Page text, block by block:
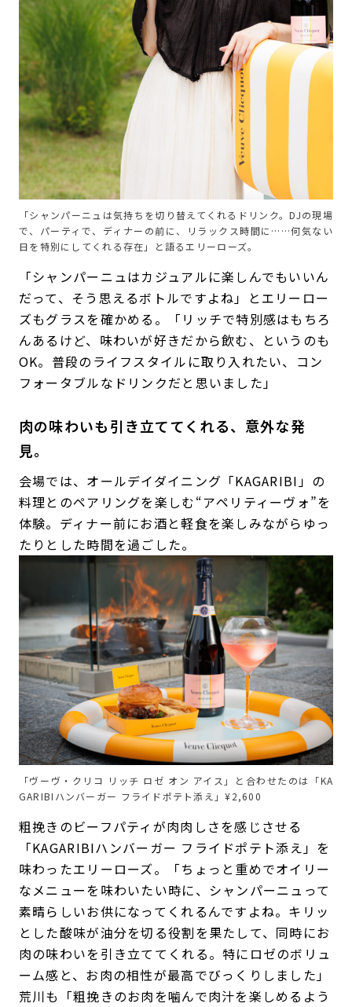
「シャンパーニュは気持ちを切り替えてくれるドリンク。DJの現場
で、パーティで、ディナーの前に、リラックス時間に……何気ない
日を特別にしてくれる存在」と語るエリーローズ。
「シャンパーニュはカジュアルに楽しんでもいいん
だって、そう思えるボトルですよね」とエリーロー
ズもグラスを確かめる。「リッチで特別感はもちろ
んあるけど、味わいが好きだから飲む、というのも
OK。普段のライフスタイルに取り入れたい、コン
フォータブルなドリンクだと思いました」
肉の味わいも引き立ててくれる、意外な発
見。
会場では、オールデイダイニング「KAGARIBI」の
料理とのペアリングを楽しむ“アペリティーヴォ”を
体験。ディナー前にお酒と軽食を楽しみながらゆっ
たりとした時間を過ごした。
「ヴーヴ・クリコ リッチ ロゼ オン アイス」と合わせたのは「KA
GARIBIハンバーガー フライドポテト添え」¥2,600
粗挽きのビーフパティが肉肉しさを感じさせる
「KAGARIBIハンバーガー フライドポテト添え」を
味わったエリーローズ。「ちょっと重めでオイリー
なメニューを味わいたい時に、シャンパーニュって
素晴らしいお供になってくれるんですよね。キリッ
とした酸味が油分を切る役割を果たして、同時にお
肉の味わいを引き立ててくれる。特にロゼのボリュ
ーム感と、お肉の相性が最高でびっくりしました」
荒川も「粗挽きのお肉を噛んで肉汁を楽しめるよう